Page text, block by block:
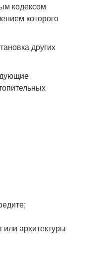
кодексом
которого
других
архитектуры